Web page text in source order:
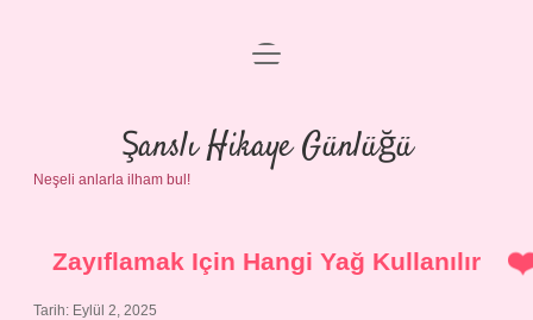
Anasayfa
Gizlilik Politikası
menüyü
Şanslı Hikaye Günlüğü
Neşeli anlarla ilham bul!
Zayıflamak Için Hangi Yağ Kullanılır
Tarih: Eylül 2, 2025